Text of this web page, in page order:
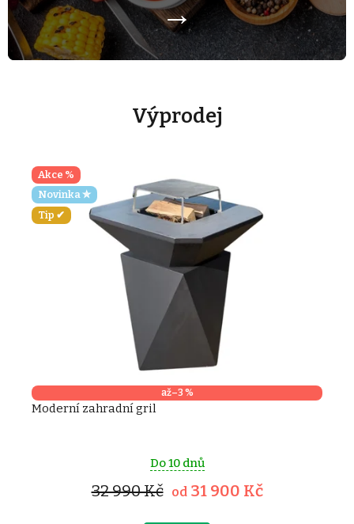
→
Výprodej
Akce %
Novinka ✮
Tip ✔
až–3 %
Moderní zahradní gril
Do 10 dnů
od31 900 Kč
32 990 Kč